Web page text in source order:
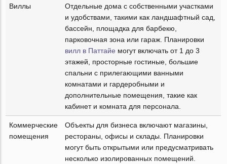
Виллы
Отдельные дома с собственными участками
и удобствами, такими как ландшафтный сад,
бассейн, площадка для барбекю,
парковочная зона или гараж. Планировки
вилл в Паттайе могут включать от 1 до 3
этажей, просторные гостиные, большие
спальни с прилегающими ванными
комнатами и гардеробными и
дополнительные помещения, такие как
кабинет и комната для персонала.
Коммерческие
помещения
Объекты для бизнеса включают магазины,
рестораны, офисы и склады. Планировки
могут быть открытыми или предусматривать
несколько изолированных помещений.